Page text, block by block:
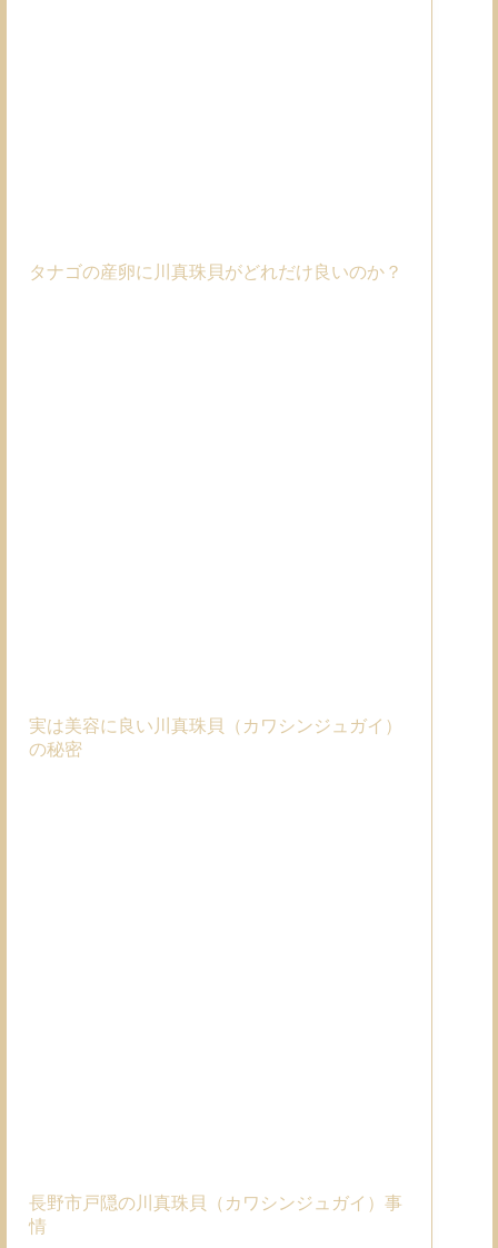
タナゴの産卵に川真珠貝がどれだけ良いのか？
実は美容に良い川真珠貝（カワシンジュガイ）
の秘密
長野市戸隠の川真珠貝（カワシンジュガイ）事
情